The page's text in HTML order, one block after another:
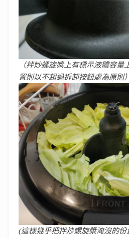
（拌炒螺旋槳上有標示液體容量
置則以不超過拆卸按鈕處為原則）
(這樣幾乎把拌炒螺旋槳淹沒的